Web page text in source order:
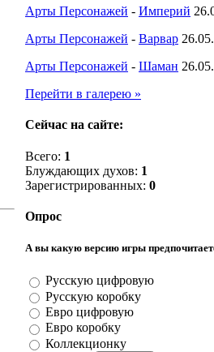
Арты Персонажей - Империй
Арты Персонажей - Варвар
Арты Персонажей - Шаман
Перейти в галерею »
Сейчас на сайте:
Всего: 1
Блуждающих духов: 1
Зарегистрированных: 0
Опрос
А вы какую версию игры
Русскую цифровую
Русскую коробку
Евро цифровую
Евро коробку
Коллекционку